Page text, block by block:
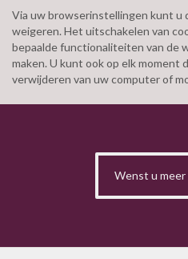
Via uw browserinstellingen kunt u
weigeren. Het uitschakelen van
bepaalde functionaliteiten van de
maken. U kunt ook op elk moment
verwijderen van uw computer of
Wenst u meer